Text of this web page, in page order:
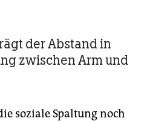
der Abstand in
zwischen Arm und
soziale Spaltung noch